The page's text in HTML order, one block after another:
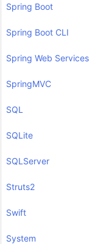
Spring Boot
Spring Boot CLI
Spring Web Services
SpringMVC
SQL
SQLite
SQLServer
Struts2
Swift
System